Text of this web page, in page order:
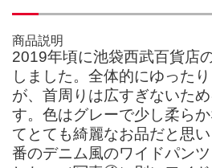
商品説明
2019年頃に池袋西武百貨店
しました。全体的にゆった
が、首周りは広すぎないた
す。色はグレーで少し柔ら
てとても綺麗なお品だと思
番のデニム風のワイドパン